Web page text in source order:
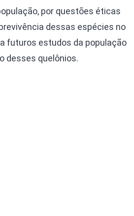
por questões éticas
dessas espécies no
futuros estudos da população
desses quelônios.